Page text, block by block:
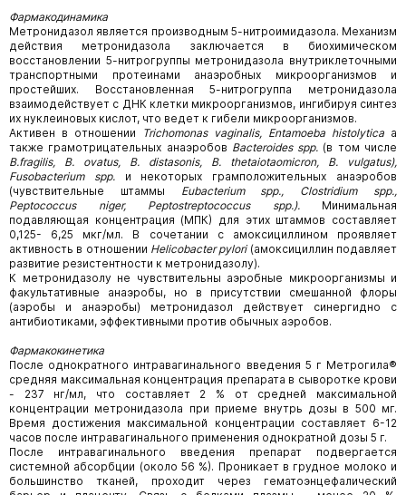
Фармакодинамика
Метронидазол является производным 5-нитроимидазола. Механизм
действия метронидазола заключается в биохимическом
восстановлении 5-нитрогруппы метронидазола внутриклеточными
транспортными протеинами анаэробных микроорганизмов и
простейших. Восстановленная 5-нитрогруппа метронидазола
взаимодействует с ДНК клетки микроорганизмов, ингибируя синтез
их нуклеиновых кислот, что ведет к гибели микроорганизмов.
Активен в отношении
Trichomonas vaginalis, Entamoeba histolytica а
также грамотрицательных анаэробов Bacteroides spp. (в том числе
B.fragilis, В. ovatus, В. distasonis, В. thetaiotaomicron, В. vulgatus),
Fusobacterium
spp.и некоторых грамположительных анаэробов
(чувствительные штаммы Eubacterium spp., Clostridium spp.,
Peptococcus
niger, Peptostreptococcus spp.). Минимальная
подавляющая концентрация (МПК) для этих штаммов составляет
0,125- 6,25 мкг/мл. В сочетании с амоксициллином проявляет
активность в отношении Helicobacter pylori(амоксициллин подавляет
развитие резистентности к метронидазолу).
К метронидазолу не чувствительны аэробные микроорганизмы и
факультативные анаэробы, но в присутствии смешанной флоры
(аэробы и анаэробы) метронидазол действует синергидно с
антибиотиками, эффективными против обычных аэробов.
Фармакокинетика
После однократного интравагинального введения 5 г Метрогила®
средняя максимальная концентрация препарата в сыворотке крови
- 237 нг/мл, что составляет 2 % от средней максимальной
концентрации метронидазола при приеме внутрь дозы в 500 мг.
Время достижения максимальной концентрации составляет 6-12
часов после интравагинального применения однократной дозы 5 г.
После интравагинального введения препарат подвергается
системной абсорбции (около 56 %). Проникает в грудное молоко и
большинство тканей, проходит через гематоэнцефалический